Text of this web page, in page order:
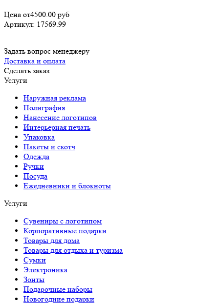
Цена от4500.00 руб
Артикул: 17569.99
Задать вопрос менеджеру
Доставка и оплата
Сделать заказ
Услуги
Наружная реклама
Полиграфия
Нанесение логотипов
Интерьерная печать
Упаковка
Пакеты и скотч
Одежда
Ручки
Посуда
Ежедневники и блокноты
Услуги
Сувениры с логотипом
Корпоративные подарки
Товары для дома
Товары для отдыха и туризма
Сумки
Электроника
Зонты
Подарочные наборы
Новогодние подарки